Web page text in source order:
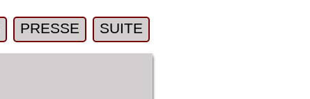
PRESSE SUITE